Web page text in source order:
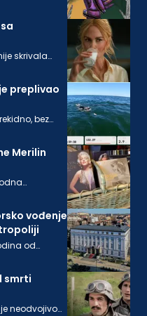
skrivala
sve češće
preplivao
bez
Merilin
vođenje
od
smrti
je neodvojivo